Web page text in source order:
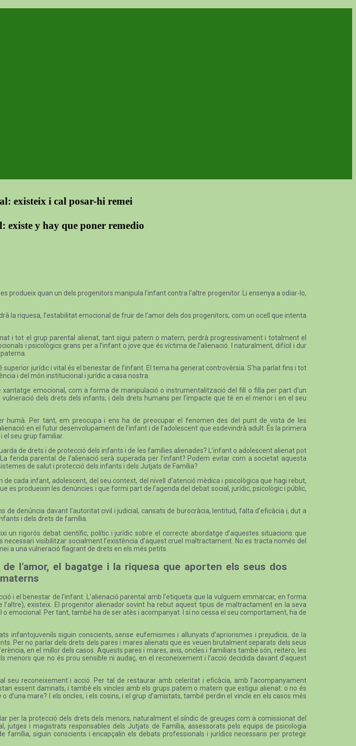
existeix i cal posar-hi remei
existe y hay que poner remedio
produeix quan un dels progenitors manipula l’infant contra l’altre progenitor. Li ensenya a odiar-lo,
la riquesa, l’estabilitat emocional de fruir de l’amor dels dos progenitors; com un ocell que intenta
i tot el grup parental alienat, tant sigui patern o matern, perdrà progressivament i totalment el
i psicològics grans per a l’infant o jove que és víctima de l’alienació. I naturalment, difícil i dur
jurídic i vital és el benestar de l’infant. El tema ha generat controvèrsia. S’ha parlat fins i tot
i del món institucional i jurídic a casa nostra.
emocional, com a forma de manipulació o instrumentalització del fill o filla per part d’un
dels drets dels infants; i dels drets humans per l’impacte que té en el menor i en el seu
humà. Per tant, em preocupa i ens ha de preocupar el fenomen des del punt de vista de les
en el futur desenvolupament de l’infant i de l’adolescent que esdevindrà adult. És la primera
el seu grup familiar.
de drets i de protecció dels infants i de les famílies alienades? L’infant o adolescent alienat pot
ferida parental de l’alienació serà superada per l’infant? Podem evitar com a societat aquesta
de salut i protecció dels infants i dels Jutjats de Família?
cada infant, adolescent, del seu context, del nivell d’atenció mèdica i psicològica que hagi rebut,
es produeixin les denúncies i que formi part de l’agenda del debat social, jurídic, psicològic i públic,
denúncia davant l’autoritat civil i judicial, cansats de burocràcia, lentitud, falta d’eficàcia i, dut a
i dels drets de família.
un rigorós debat científic, polític i jurídic sobre el correcte abordatge d’aquestes situacions que
visibilitzar socialment l’existència d’aquest cruel maltractament. No es tracta només del
a una vulneració flagrant de drets en els més petits.
l’amor, el bagatge i la riquesa que aporten els seus dos
i el benestar de l’infant. L’alienació parental amb l’etiqueta que la vulguem emmarcar, en forma
existeix. El progenitor alienador sovint ha rebut aquest tipus de maltractament en la seva
emocional. Per tant, també ha de ser atès i acompanyat. I si no cessa el seu comportament, ha de
infantojuvenils siguin conscients, sense eufemismes i allunyats d’apriorismes i prejudicis, de la
Per no parlar dels drets dels pares i mares alienats que es veuen brutalment separats dels seus
en el millor dels casos. Aquests pares i mares, avis, oncles i familiars també són, reitero, les
que no és prou sensible ni audaç, en el reconeixement i l’acció decidida davant d’aquest
seu reconeixement i acció. Per tal de restaurar amb celeritat i eficàcia, amb l’acompanyament
essent damnats, i també els vincles amb els grups patern o matern que estigui alienat: o no és
d’una mare? I els oncles, i els cosins, i el grup d’amistats, també perdin el vincle en els casos més
per la protecció dels drets dels menors, naturalment el síndic de greuges com a comissionat del
i magistrats responsables dels Jutjats de Família, assessorats pels equips de psicologia
família, siguin conscients i encapçalin els debats professionals i jurídics necessaris per protegir